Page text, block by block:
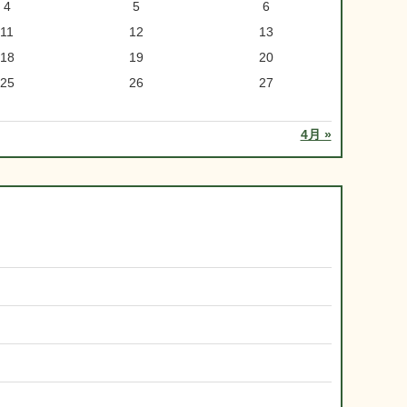
4月 »
4 5
6
11
12
13
18
19
20
25
26 27